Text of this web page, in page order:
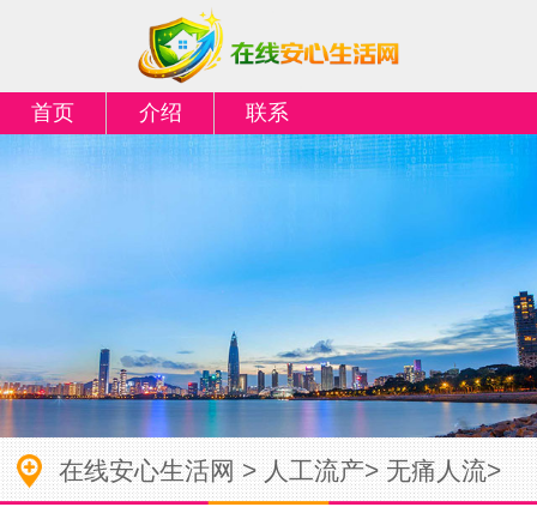
首页 介绍 联系
在线安心生活网>人工流产>无痛人流>